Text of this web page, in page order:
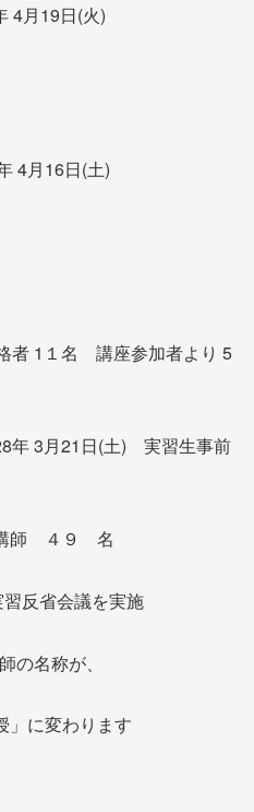
4月19日(火)
4月16日(土)
1１名 講座参加者より 5
年 3月21日(土) 実習生事前
師 ４９ 名
反省会議を実施
の名称が、
」に変わります